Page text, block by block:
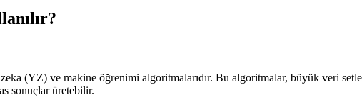
(YZ) ve makine öğrenimi algoritmalarıdır. Bu algoritmalar, büyük veri
sonuçlar üretebilir.